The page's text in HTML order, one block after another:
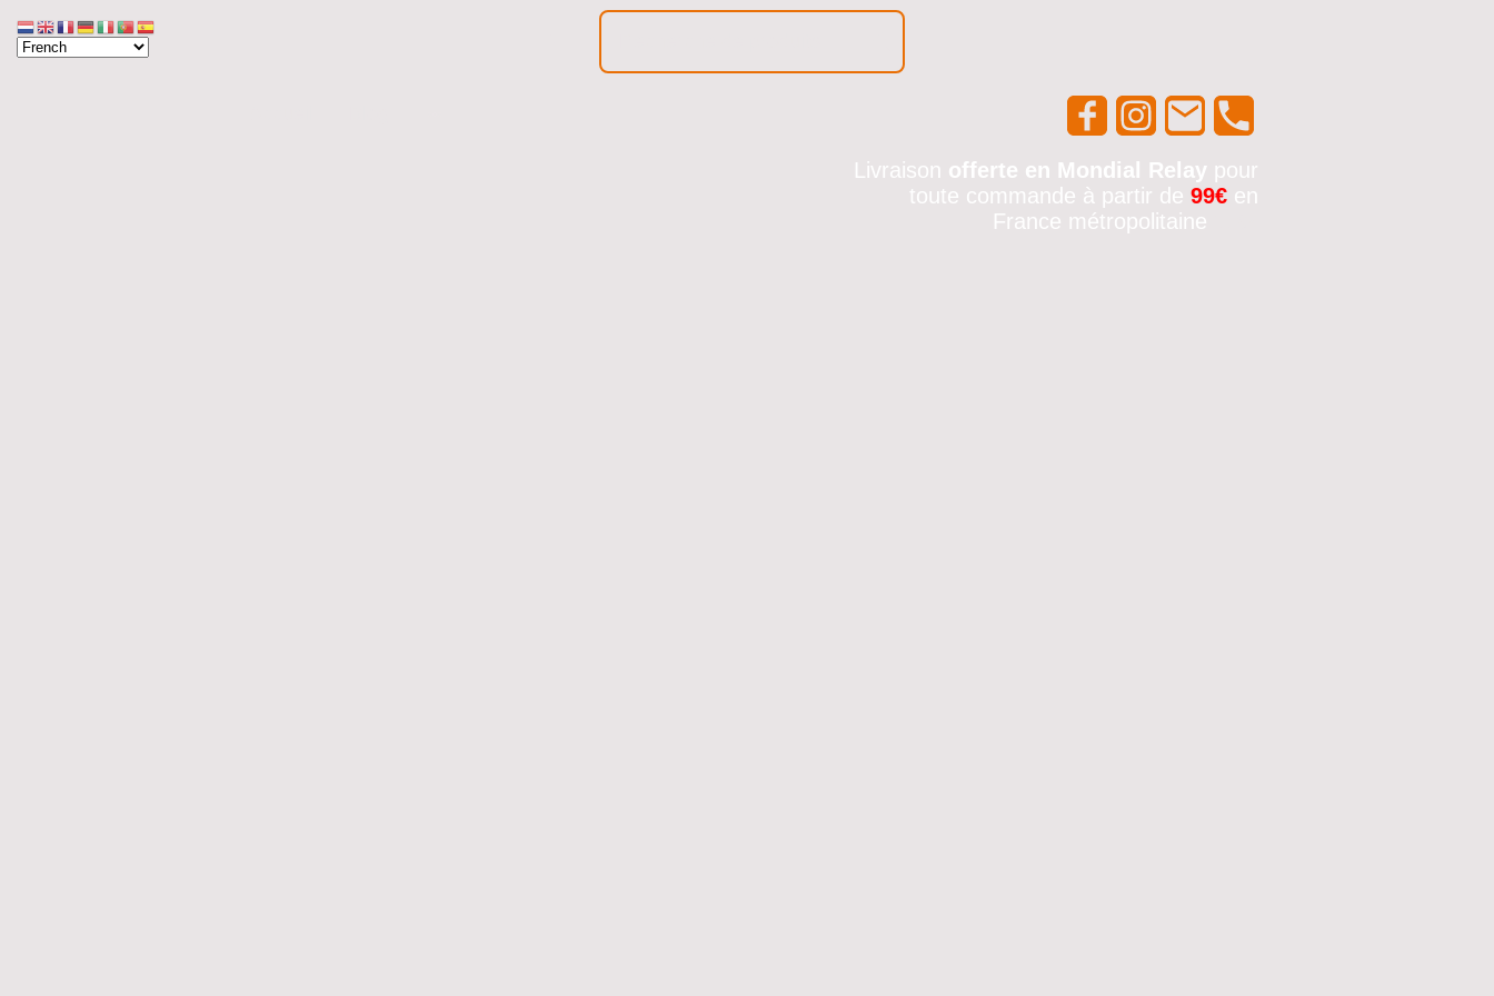
Livraison offerte en Mondial Relay pour
toute commande à partir de 99€en
France métropolitaine